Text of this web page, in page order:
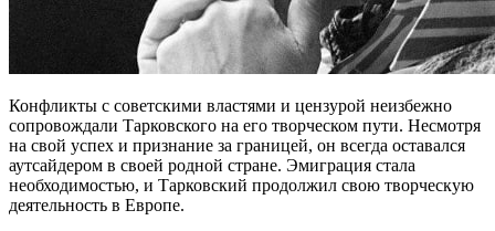
Конфликты с советскими властями и цензурой неизбежно
сопровождали Тарковского на его творческом пути. Несмотря
на свой успех и признание за границей, он всегда оставался
аутсайдером в своей родной стране. Эмиграция стала
необходимостью, и Тарковский продолжил свою творческую
деятельность в Европе.